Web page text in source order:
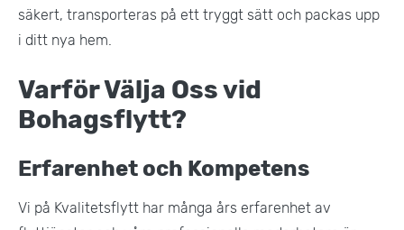
säkert, transporteras på ett tryggt sätt och packas upp
i ditt nya hem​.
Varför Välja Oss vid
Bohagsflytt?
Erfarenhet och Kompetens
Vi på Kvalitetsflytt har många års erfarenhet av